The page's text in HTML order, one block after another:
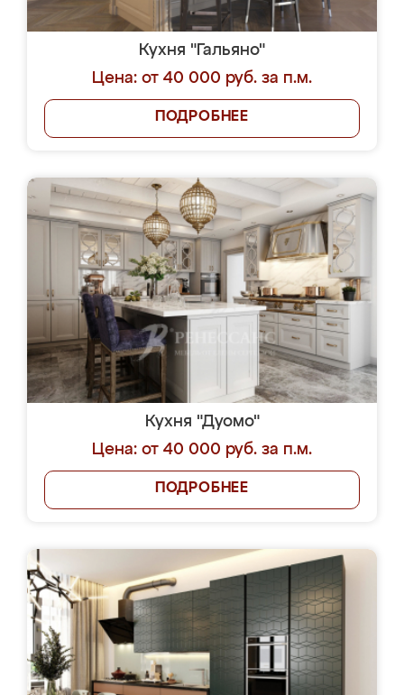
Кухня "Гальяно"
Цена: от 40 000 руб. за п.м.
ПОДРОБНЕЕ
Кухня "Дуомо"
Цена: от 40 000 руб. за п.м.
ПОДРОБНЕЕ